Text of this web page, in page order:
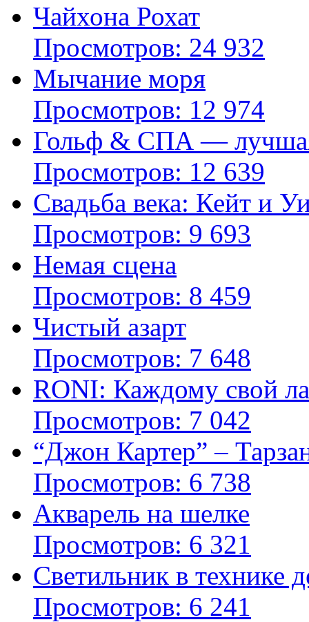
Чайхона Рохат
Просмотров: 24 932
Мычание моря
Просмотров: 12 974
Гольф & СПА — лучшая
Просмотров: 12 639
Свадьба века: Кейт и
Просмотров: 9 693
Немая сцена
Просмотров: 8 459
Чистый азарт
Просмотров: 7 648
RONI: Каждому свой
Просмотров: 7 042
“Джон Картер” –
Просмотров: 6 738
Акварель на шелке
Просмотров: 6 321
Cветильник в технике
Просмотров: 6 241